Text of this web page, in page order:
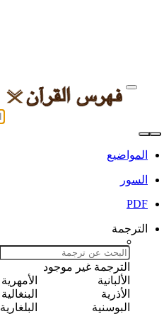
المواضيع
السور
PDF
الترجمة
الترجمة غير موجود
الألبانية
الأمهرية
الأذرية
البنغالية
البوسنية
البلغارية